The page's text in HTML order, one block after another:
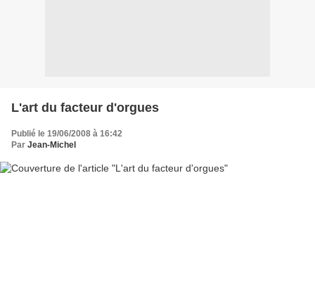
L'art du facteur d'orgues
Publié le 19/06/2008 à 16:42
Par Jean-Michel